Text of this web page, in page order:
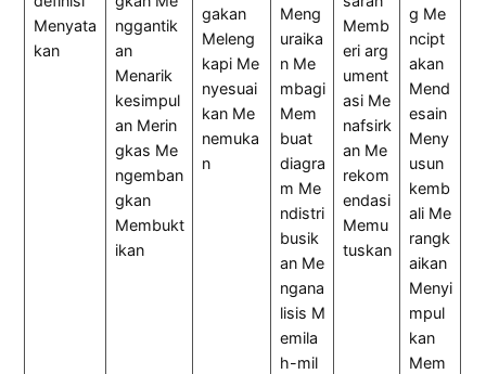
Menyata
kan
nggantik
an
Menarik
kesimpul
an Merin
gkas Me
ngemban
gkan
Membukt
ikan
gakan
Meleng
kapi Me
nyesuai
kan Me
nemuka
n
Meng
uraika
n Me
mbagi
Mem
buat
diagra
m Me
ndistri
busik
an Me
ngana
lisis M
emila
h-mil
Memb
eri arg
ument
asi Me
nafsirk
an Me
rekom
endasi
Memu
tuskan
g Me
ncipt
akan
Mend
esain
Meny
usun
kemb
ali Me
rangk
aikan
Menyi
mpul
kan
Mem